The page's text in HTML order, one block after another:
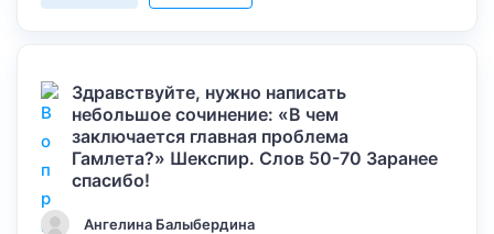
Здравствуйте, нужно написать
небольшое сочинение: «В чем
заключается главная проблема
Гамлета?» Шекспир. Слов 50-70 Заранее
спасибо!
Ангелина Балыбердина